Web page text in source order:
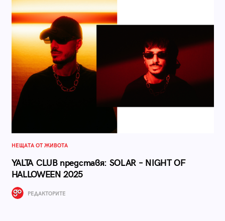
НЕЩАТА ОТ ЖИВОТА
YALTA CLUB представя: SOLAR – NIGHT OF
HALLOWEEN 2025
РЕДАКТОРИТЕ